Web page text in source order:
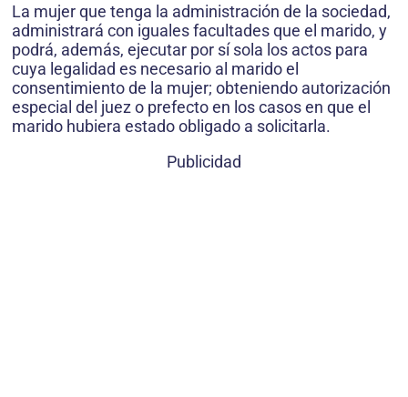
La mujer que tenga la administración de la sociedad,
administrará con iguales facultades que el marido, y
podrá, además, ejecutar por sí sola los actos para
cuya legalidad es necesario al marido el
consentimiento de la mujer; obteniendo autorización
especial del juez o prefecto en los casos en que el
marido hubiera estado obligado a solicitarla.
Publicidad